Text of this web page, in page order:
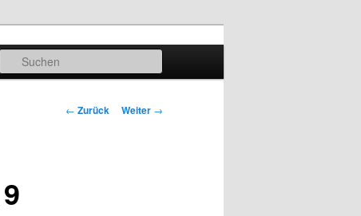
Beitrags-
← Zurück Weiter →